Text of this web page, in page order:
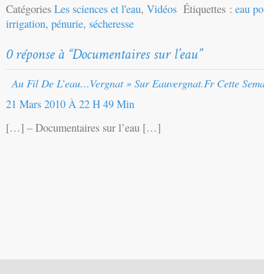
Catégories Les sciences et l'eau, Vidéos Étiquettes : eau
irrigation, pénurie, sécheresse
Au Fil De L’eau…vergnat » Sur Eauvergnat.fr Cette
21 Mars 2010 À 22 H 49 Min
[…] – Documentaires sur l’eau […]